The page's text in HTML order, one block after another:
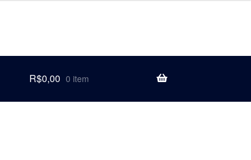
R$0,00 0 item